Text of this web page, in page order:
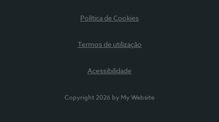
Política de Cookies
Termos de utilização
Acessibilidade
Copyright 2026 by My Website